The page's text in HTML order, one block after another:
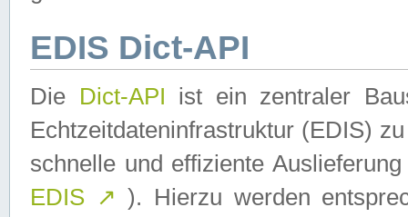
EDIS Dict-API
Die Dict-API ist ein zentraler
Echtzeitdateninfrastruktur (EDIS)
schnelle und effiziente
EDIS ↗ ). Hierzu werden